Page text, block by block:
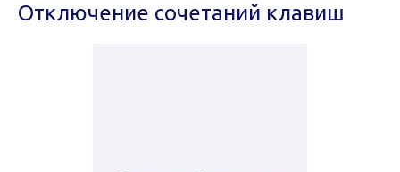
Отключение сочетаний клавиш